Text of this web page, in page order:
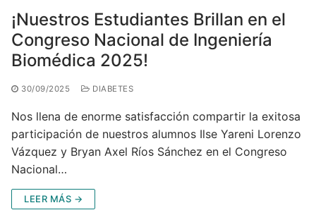
¡Nuestros Estudiantes Brillan en el
Congreso Nacional de Ingeniería
Biomédica 2025!
30/09/2025 DIABETES
Nos llena de enorme satisfacción compartir la exitosa
participación de nuestros alumnos Ilse Yareni Lorenzo
Vázquez y Bryan Axel Ríos Sánchez en el Congreso
Nacional…
LEER MÁS →